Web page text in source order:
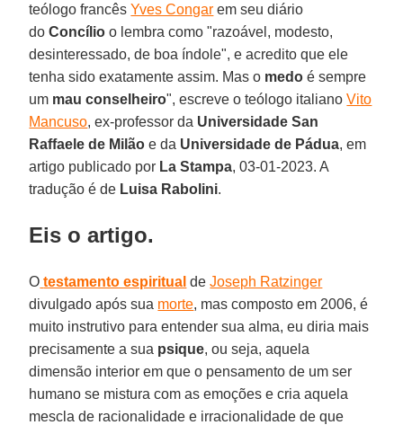
teólogo francêsYves Congar em seu diário
doConcílio o lembra como "razoável, modesto,
desinteressado, de boa índole", e acredito que ele
tenha sido exatamente assim. Mas o medo é sempre
um mau conselheiro", escreve o teólogo italianoVito
Mancuso, ex-professor da Universidade San
Raffaele de Milão e da Universidade de Pádua, em
artigo publicado por La Stampa, 03-01-2023. A
tradução é de Luisa Rabolini.
Eis o artigo.
O testamento espiritual deJoseph Ratzinger
divulgado após sua morte, mas composto em 2006, é
muito instrutivo para entender sua alma, eu diria mais
precisamente a sua psique, ou seja, aquela
dimensão interior em que o pensamento de um ser
humano se mistura com as emoções e cria aquela
mescla de racionalidade e irracionalidade de que